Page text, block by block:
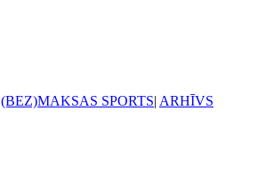
(BEZ)MAKSAS SPORTS| ARHĪVS